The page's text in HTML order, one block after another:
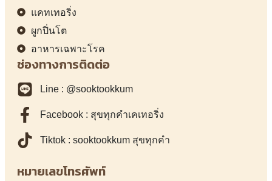
แคทเทอริ่ง
ผูกปิ่นโต
อาหารเฉพาะโรค
ช่องทางการติดต่อ
Line : @sooktookkum
Facebook : สุขทุกคำเคเทอริ่ง
Tiktok : sooktookkum สุขทุกคำ
หมายเลขโทรศัพท์